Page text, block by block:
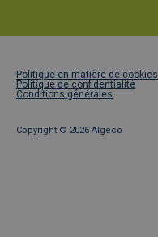
Footer
legal
Politique en matière de cookies
Politique de confidentialité
Conditions générales
Copyright © 2026 Algeco